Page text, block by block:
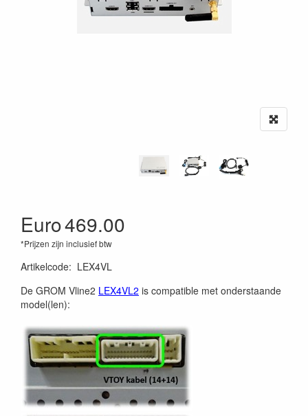
Euro469.00
*Prijzen zijn inclusief btw
Artikelcode: LEX4VL
De GROM Vline2 LEX4VL2 is compatible met onderstaande
model(len):